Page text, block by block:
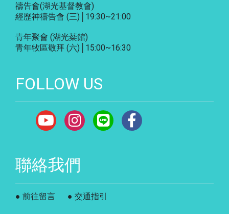
禱告會(湖光基督教會)
經歷神禱告會 (三)│19:30~21:00
青年聚會 (湖光棻館)
青年牧區敬拜 (六)│15:00~16:30
FOLLOW US
聯絡我們
● 前往留言 ● 交通指引